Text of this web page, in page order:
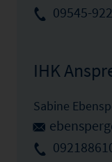
09545-
IHK
Sabine